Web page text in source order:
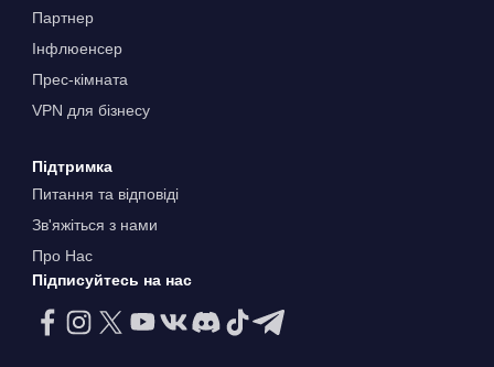
Партнер
Інфлюенсер
Прес-кімната
VPN для бізнесу
Підтримка
Питання та відповіді
Зв'яжіться з нами
Про Нас
Підписуйтесь на нас